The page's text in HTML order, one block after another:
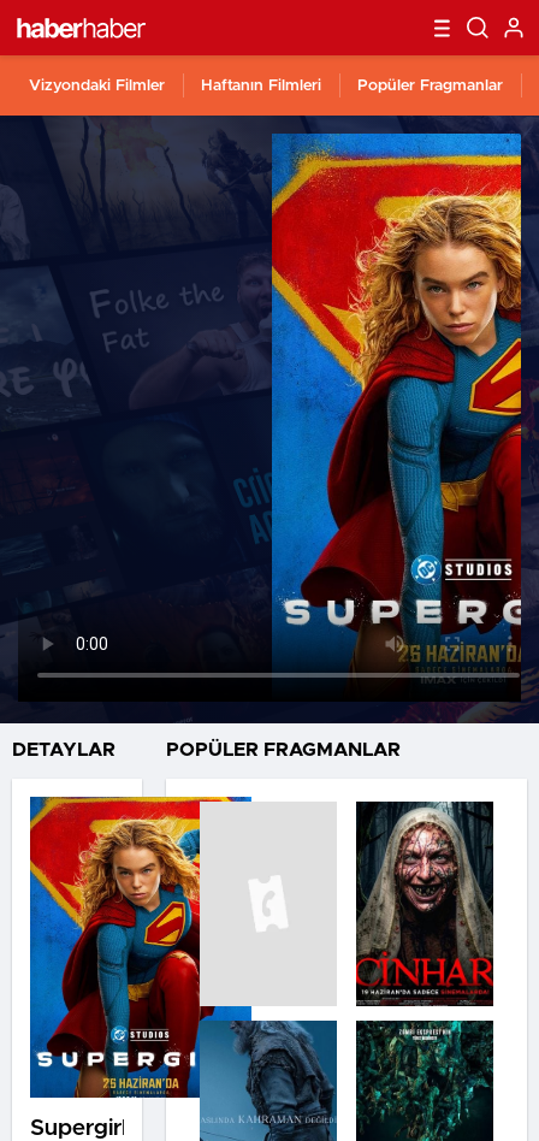
Vizyondaki Filmler Haftanın Filmleri Popüler Fragmanlar
DETAYLAR
Supergirl
POPÜLER FRAGMANLAR